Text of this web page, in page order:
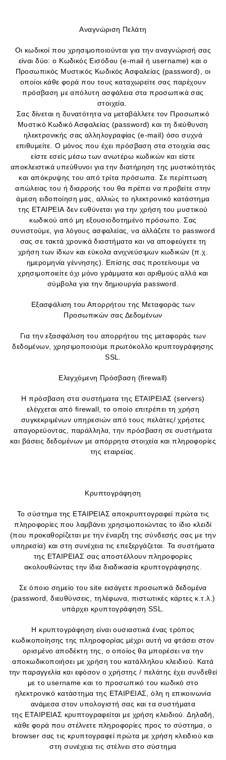
Αναγνώριση Πελάτη
Οι κωδικοί που χρησιμοποιούνται για την αναγνώρισή σας
είναι δύο: ο Κωδικός Εισόδου (e-mail ή username) και ο
Προσωπικός Μυστικός Κωδικός Ασφαλείας (password), οι
οποίοι κάθε φορά που τους καταχωρείτε σας παρέχουν
πρόσβαση με απόλυτη ασφάλεια στα προσωπικά σας
στοιχεία.
Σας δίνεται η δυνατότητα να μεταβάλλετε τον Προσωπικό
Μυστικό Κωδικό Ασφαλείας (password) και τη διεύθυνση
ηλεκτρονικής σας αλληλογραφίας (e-mail) όσο συχνά
επιθυμείτε. Ο μόνος που έχει πρόσβαση στα στοιχεία σας
είστε εσείς μέσω των ανωτέρω κωδικών και είστε
αποκλειστικά υπεύθυνοι για την διατήρηση της μυστικότητάς
και απόκρυψης του από τρίτα πρόσωπα. Σε περίπτωση
απώλειας του ή διαρροής του θα πρέπει να προβείτε στην
άμεση ειδοποίηση μας, αλλιώς το ηλεκτρονικό κατάστημα
της ΕΤΑΙΡΕΙΑ δεν ευθύνεται για την χρήση του μυστικού
κωδικού από μη εξουσιοδοτημένο πρόσωπο. Σας
συνιστούμε, για λόγους ασφαλείας, να αλλάζετε το password
σας σε τακτά χρονικά διαστήματα και να αποφεύγετε τη
χρήση των ίδιων και εύκολα ανιχνεύσιμων κωδικών (π.χ.
ημερομηνία γέννησης). Επίσης σας προτείνουμε να
χρησιμοποιείτε όχι μόνο γράμματα και αριθμούς αλλά και
σύμβολα για την δημιουργία password.
Εξασφάλιση του Απορρήτου της Μεταφοράς των
Προσωπικών σας Δεδομένων
Για την εξασφάλιση του απορρήτου της μεταφοράς των
δεδομένων, χρησιμοποιούμε πρωτόκολλο κρυπτογράφησης
SSL.
Ελεγχόμενη Πρόσβαση (firewall)
Η πρόσβαση στα συστήματα της ΕΤΑΙΡΕΙΑΣ (servers)
ελέγχεται από firewall, το οποίο επιτρέπει τη χρήση
συγκεκριμένων υπηρεσιών από τους πελάτες/ χρήστες
απαγορεύοντας, παράλληλα, την πρόσβαση σε συστήματα
και βάσεις δεδομένων με απόρρητα στοιχεία και πληροφορίες
της εταιρείας.
Κρυπτογράφηση
Το σύστημα της ΕΤΑΙΡΕΙΑΣ αποκρυπτογραφεί πρώτα τις
πληροφορίες που λαμβάνει χρησιμοποιώντας το ίδιο κλειδί
(που προκαθορίζεται με την έναρξη της σύνδεσής σας με την
υπηρεσία) και στη συνέχεια τις επεξεργάζεται. Τα συστήματα
της ΕΤΑΙΡΕΙΑΣ σας αποστέλλουν πληροφορίες
ακολουθώντας την ίδια διαδικασία κρυπτογράφησης.
Σε όποιο σημείο του site εισάγετε προσωπικά δεδομένα
(password, διευθύνσεις, τηλέφωνα, πιστωτικές κάρτες κ.τ.λ.)
υπάρχει κρυπτογράφηση SSL.
Η κρυπτογράφηση είναι ουσιαστικά ένας τρόπος
κωδικοποίησης της πληροφορίας μέχρι αυτή να φτάσει στον
ορισμένο αποδέκτη της, ο οποίος θα μπορέσει να την
αποκωδικοποιήσει με χρήση του κατάλληλου κλειδιού. Κατά
την παραγγελία και εφόσον ο χρήστης / πελάτης έχει συνδεθεί
με το username και το προσωπικό του κωδικό στο
ηλεκτρονικό κατάστημα της ΕΤΑΙΡΕΙΑΣ, όλη η επικοινωνία
ανάμεσα στον υπολογιστή σας και τα συστήματα
της ΕΤΑΙΡΕΙΑΣ κρυπτογραφείται με χρήση κλειδιού. Δηλαδή,
κάθε φορά που στέλνετε πληροφορίες προς το σύστημα, ο
browser σας τις κρυπτογραφεί πρώτα με χρήση κλειδιού και
στη συνέχεια τις στέλνει στο σύστημα